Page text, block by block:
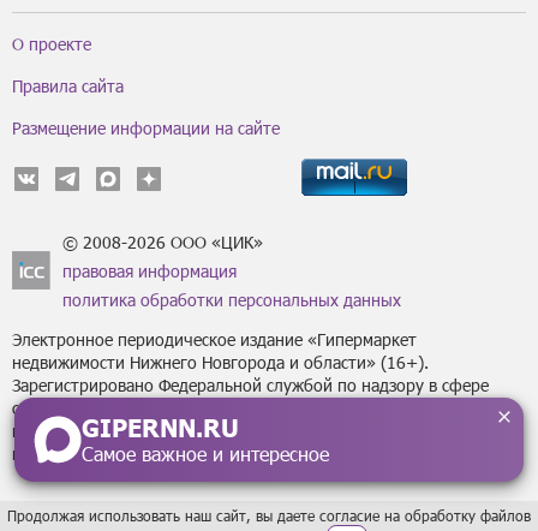
GIPERNN.RU
Самое важное и интересное
О проекте
Правила сайта
Размещение информации на сайте
© 2008-2026 ООО «ЦИК»
правовая информация
политика обработки персональных данных
Электронное периодическое издание «Гипермаркет
недвижимости Нижнего Новгорода и области» (16+).
Зарегистрировано Федеральной службой по надзору в сфере
связи, информационных технологий
и массовых коммуникаций (Роскомнадзор) за регистрационным
номером Эл № ФС77-43795 от 07 февраля 2011 г.
Продолжая использовать наш сайт, вы даете согласие на обработку файлов